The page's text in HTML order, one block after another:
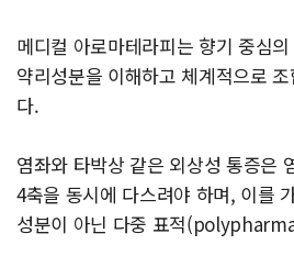
메디컬 아로마테라피는 향기 중심
약리성분을 이해하고 체계적으로
다.
염좌와 타박상 같은 외상성 통증은
4축을 동시에 다스려야 하며, 이를
성분이 아닌 다중 표적